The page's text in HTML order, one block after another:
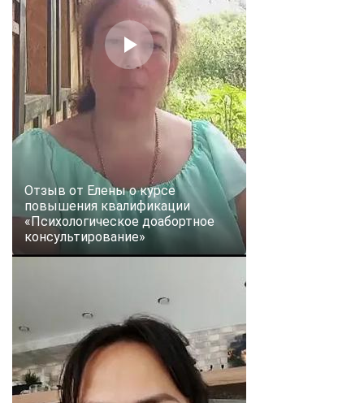
Отзыв от Елены о курсе
повышения квалификации
«Психологическое доабортное
консультирование»